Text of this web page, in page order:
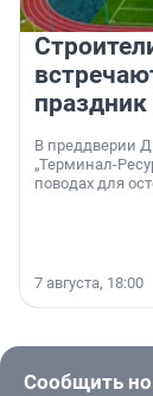
праздник
В преддверии
„Терминал-
поводах для
7 августа, 18:00
Сообщить